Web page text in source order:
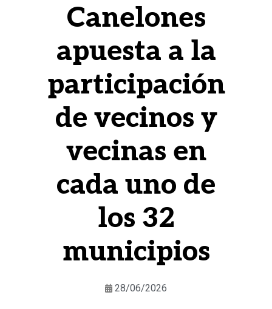
Canelones
apuesta a la
participación
de vecinos y
vecinas en
cada uno de
los 32
municipios
28/06/2026